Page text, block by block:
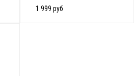
1 999 руб